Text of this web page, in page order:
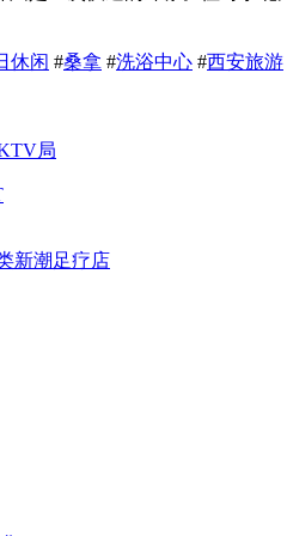
休闲 #桑拿 #洗浴中心 #西安旅游